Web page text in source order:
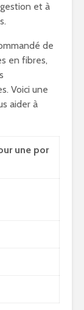
et à
de
en fibres,
Voici une
aider à
une por